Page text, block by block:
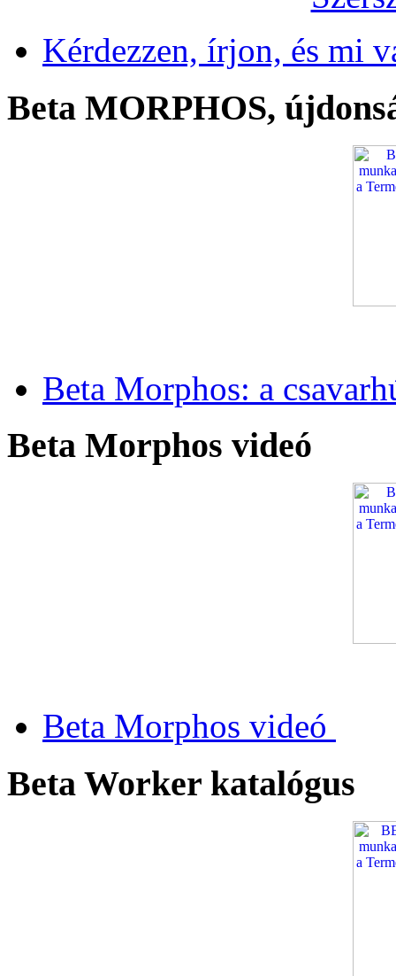
Kérdezzen, írjon, és mi
Beta MORPHOS,
Beta Morphos: a
Beta Morphos videó
Beta Morphos videó
Beta Worker katalógus